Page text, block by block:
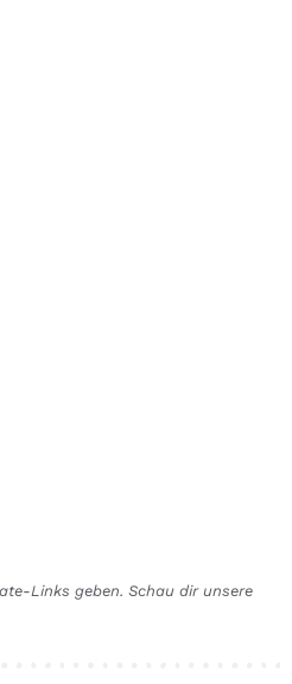
Links geben. Schau dir unsere